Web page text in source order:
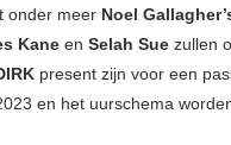
onder meer Noel
Kane en Selah Sue zullen
present zijn voor een
en het uurschema